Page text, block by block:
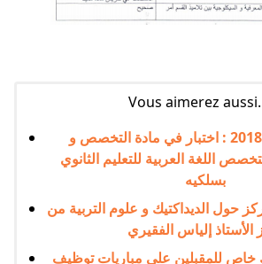
Vous aimerez
مباراة التعاقد 2018 : اختبار في مادة التخصص و
اللغة العربية للتعليم الثانوي
بسلكيه
حول الديداكتيك و علوم التربية من
الأستاذ إلياس الفقيري
خاص للمقبلين على مباريات توظيف